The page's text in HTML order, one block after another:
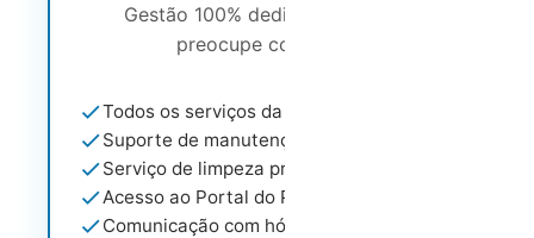
Gestão 100% dedicada - não se
preocupe com nada
Todos os serviços da Gestão de Preços
Suporte de manutenção da propriedade
Serviço de limpeza profissional
Acesso ao Portal do Proprietário
Comunicação com hóspedes 24/7